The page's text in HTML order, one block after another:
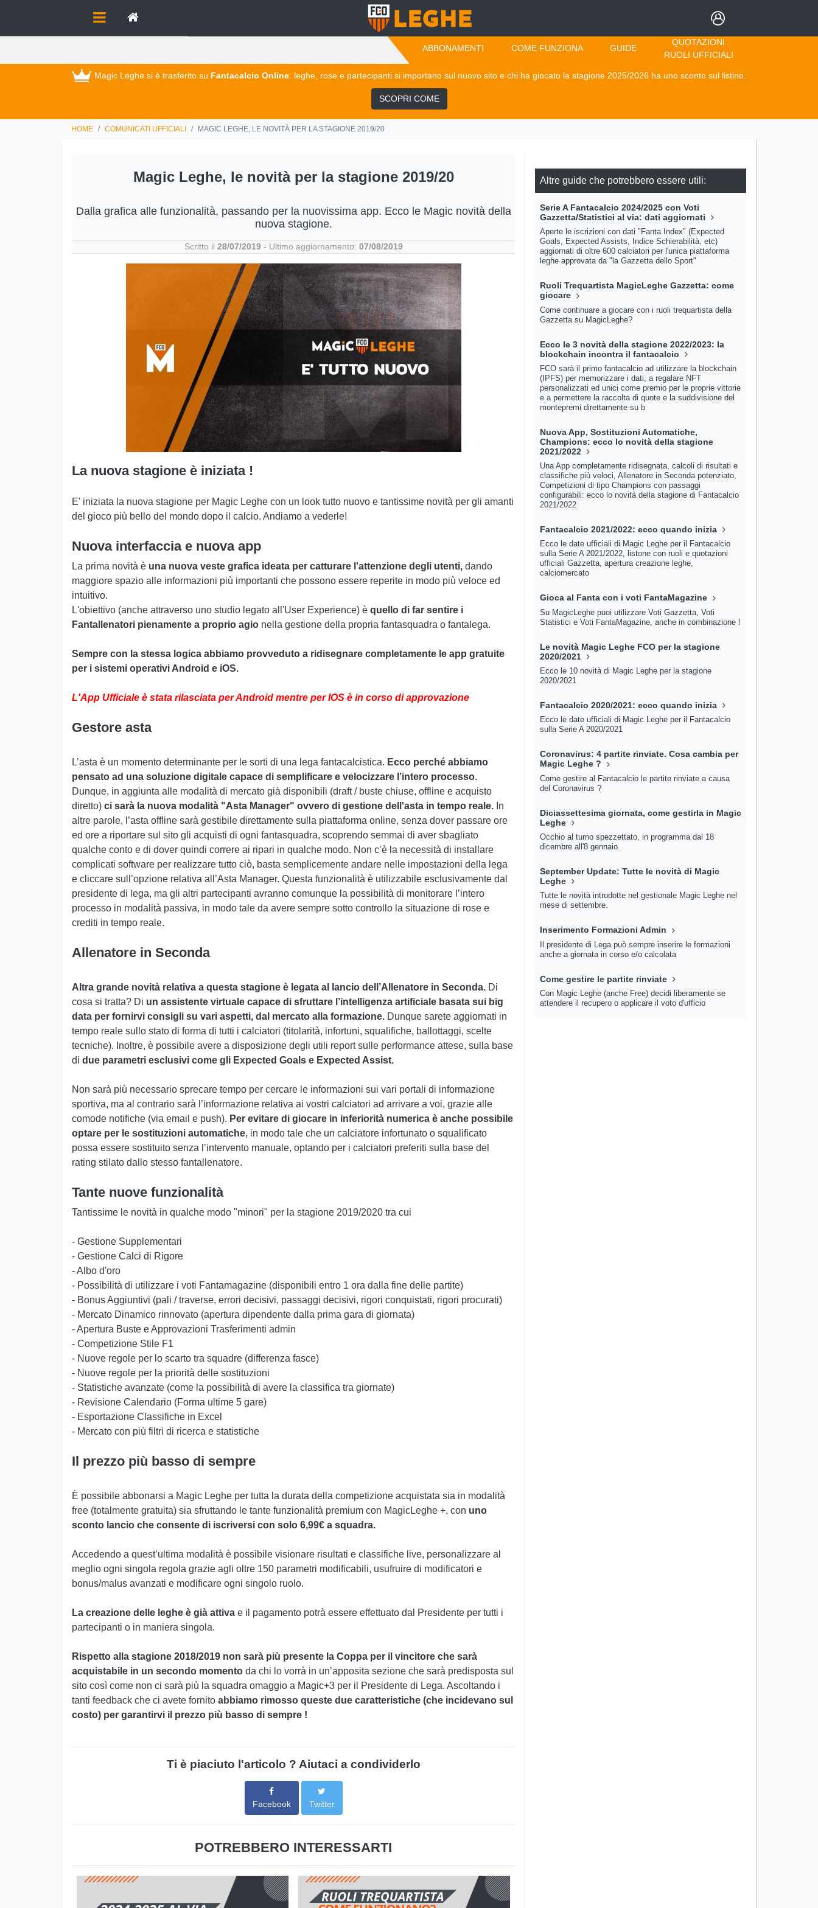
ABBONAMENTI COME FUNZIONA GUIDE
QUOTAZIONI
RUOLI UFFICIALI
Magic Leghe si è trasferito su Fantacalcio Online: leghe, rose e partecipanti si importano sul nuovo sito e chi ha giocato la stagione 2025/2026 ha uno sconto sul listino.
SCOPRI COME
HOME COMUNICATI UFFICIALI MAGIC LEGHE, LE NOVITÀ PER LA STAGIONE 2019/20
Magic Leghe, le novità per la stagione 2019/20
Dalla grafica alle funzionalità, passando per la nuovissima app. Ecco le Magic novità della
nuova stagione.
Scritto il 28/07/2019- Ultimo aggiornamento: 07/08/2019
La nuova stagione è iniziata !
E' iniziata la nuova stagione per Magic Leghe con un look tutto nuovo e tantissime novità per gli amanti
del gioco più bello del mondo dopo il calcio. Andiamo a vederle!
Nuova interfaccia e nuova app
La prima novità è una nuova veste grafica ideata per catturare l'attenzione degli utenti, dando
maggiore spazio alle informazioni più importanti che possono essere reperite in modo più veloce ed
intuitivo.
L'obiettivo (anche attraverso uno studio legato all'User Experience) è quello di far sentire i
Fantallenatori pienamente a proprio agio nella gestione della propria fantasquadra o fantalega.
Sempre con la stessa logica abbiamo provveduto a ridisegnare completamente le app gratuite
per i sistemi operativi Android e iOS.
L'App Ufficiale è stata rilasciata per Android mentre per IOS è in corso di approvazione
Gestore asta
L’asta è un momento determinante per le sorti di una lega fantacalcistica. Ecco perché abbiamo
pensato ad una soluzione digitale capace di semplificare e velocizzare l’intero processo.
Dunque, in aggiunta alle modalità di mercato già disponibili (draft / buste chiuse, offline e acquisto
diretto) ci sarà la nuova modalità "Asta Manager" ovvero di gestione dell'asta in tempo reale. In
altre parole, l’asta offline sarà gestibile direttamente sulla piattaforma online, senza dover passare ore
ed ore a riportare sul sito gli acquisti di ogni fantasquadra, scoprendo semmai di aver sbagliato
qualche conto e di dover quindi correre ai ripari in qualche modo. Non c’è la necessità di installare
complicati software per realizzare tutto ciò, basta semplicemente andare nelle impostazioni della lega
e cliccare sull’opzione relativa all’Asta Manager. Questa funzionalità è utilizzabile esclusivamente dal
presidente di lega, ma gli altri partecipanti avranno comunque la possibilità di monitorare l’intero
processo in modalità passiva, in modo tale da avere sempre sotto controllo la situazione di rose e
crediti in tempo reale.
Allenatore in Seconda
Altra grande novità relativa a questa stagione è legata al lancio dell’Allenatore in Seconda. Di
cosa si tratta? Di un assistente virtuale capace di sfruttare l’intelligenza artificiale basata sui big
data per fornirvi consigli su vari aspetti, dal mercato alla formazione. Dunque sarete aggiornati in
tempo reale sullo stato di forma di tutti i calciatori (titolarità, infortuni, squalifiche, ballottaggi, scelte
tecniche). Inoltre, è possibile avere a disposizione degli utili report sulle performance attese, sulla base
di due parametri esclusivi come gli Expected Goals e Expected Assist.
Non sarà più necessario sprecare tempo per cercare le informazioni sui vari portali di informazione
sportiva, ma al contrario sarà l’informazione relativa ai vostri calciatori ad arrivare a voi, grazie alle
comode notifiche (via email e push). Per evitare di giocare in inferiorità numerica è anche possibile
optare per le sostituzioni automatiche, in modo tale che un calciatore infortunato o squalificato
possa essere sostituito senza l’intervento manuale, optando per i calciatori preferiti sulla base del
rating stilato dallo stesso fantallenatore.
Tante nuove funzionalità
Tantissime le novità in qualche modo "minori" per la stagione 2019/2020 tra cui
- Gestione Supplementari
- Gestione Calci di Rigore
- Albo d'oro
- Possibilità di utilizzare i voti Fantamagazine (disponibili entro 1 ora dalla fine delle partite)
- Bonus Aggiuntivi (pali / traverse, errori decisivi, passaggi decisivi, rigori conquistati, rigori procurati)
- Mercato Dinamico rinnovato (apertura dipendente dalla prima gara di giornata)
- Apertura Buste e Approvazioni Trasferimenti admin
- Competizione Stile F1
- Nuove regole per lo scarto tra squadre (differenza fasce)
- Nuove regole per la priorità delle sostituzioni
- Statistiche avanzate (come la possibilità di avere la classifica tra giornate)
- Revisione Calendario (Forma ultime 5 gare)
- Esportazione Classifiche in Excel
- Mercato con più filtri di ricerca e statistiche
Il prezzo più basso di sempre
È possibile abbonarsi a Magic Leghe per tutta la durata della competizione acquistata sia in modalità
free (totalmente gratuita) sia sfruttando le tante funzionalità premium con MagicLeghe +, con uno
sconto lancio che consente di iscriversi con solo 6,99€ a squadra.
Accedendo a quest’ultima modalità è possibile visionare risultati e classifiche live, personalizzare al
meglio ogni singola regola grazie agli oltre 150 parametri modificabili, usufruire di modificatori e
bonus/malus avanzati e modificare ogni singolo ruolo.
La creazione delle leghe è già attiva e il pagamento potrà essere effettuato dal Presidente per tutti i
partecipanti o in maniera singola.
Rispetto alla stagione 2018/2019 non sarà più presente la Coppa per il vincitore che sarà
acquistabile in un secondo momento da chi lo vorrà in un’apposita sezione che sarà predisposta sul
sito così come non ci sarà più la squadra omaggio a Magic+3 per il Presidente di Lega. Ascoltando i
tanti feedback che ci avete fornito abbiamo rimosso queste due caratteristiche (che incidevano sul
costo) per garantirvi il prezzo più basso di sempre !
Ti è piaciuto l'articolo ? Aiutaci a condividerlo
Facebook Twitter
POTREBBERO INTERESSARTI
Altre guide che potrebbero essere utili:
Serie A Fantacalcio 2024/2025 con Voti
Gazzetta/Statistici al via: dati aggiornati
Aperte le iscrizioni con dati "Fanta Index" (Expected
Goals, Expected Assists, Indice Schierabilità, etc)
aggiornati di oltre 600 calciatori per l'unica piattaforma
leghe approvata da "la Gazzetta dello Sport"
Ruoli Trequartista MagicLeghe Gazzetta: come
giocare
Come continuare a giocare con i ruoli trequartista della
Gazzetta su MagicLeghe?
Ecco le 3 novità della stagione 2022/2023: la
blockchain incontra il fantacalcio
FCO sarà il primo fantacalcio ad utilizzare la blockchain
(IPFS) per memorizzare i dati, a regalare NFT
personalizzati ed unici come premio per le proprie vittorie
e a permettere la raccolta di quote e la suddivisione del
montepremi direttamente su b
Nuova App, Sostituzioni Automatiche,
Champions: ecco lo novità della stagione
2021/2022
Una App completamente ridisegnata, calcoli di risultati e
classifiche più veloci, Allenatore in Seconda potenziato,
Competizioni di tipo Champions con passaggi
configurabili: ecco lo novità della stagione di Fantacalcio
2021/2022
Fantacalcio 2021/2022: ecco quando inizia
Ecco le date ufficiali di Magic Leghe per il Fantacalcio
sulla Serie A 2021/2022, listone con ruoli e quotazioni
ufficiali Gazzetta, apertura creazione leghe,
calciomercato
Gioca al Fanta con i voti FantaMagazine
Su MagicLeghe puoi utilizzare Voti Gazzetta, Voti
Statistici e Voti FantaMagazine, anche in combinazione !
Le novità Magic Leghe FCO per la stagione
2020/2021
Ecco le 10 novità di Magic Leghe per la stagione
2020/2021
Fantacalcio 2020/2021: ecco quando inizia
Ecco le date ufficiali di Magic Leghe per il Fantacalcio
sulla Serie A 2020/2021
Coronavirus: 4 partite rinviate. Cosa cambia per
Magic Leghe ?
Come gestire al Fantacalcio le partite rinviate a causa
del Coronavirus ?
Diciassettesima giornata, come gestirla in Magic
Leghe
Occhio al turno spezzettato, in programma dal 18
dicembre all'8 gennaio.
September Update: Tutte le novità di Magic
Leghe
Tutte le novità introdotte nel gestionale Magic Leghe nel
mese di settembre.
Inserimento Formazioni Admin
Il presidente di Lega può sempre inserire le formazioni
anche a giornata in corso e/o calcolata
Come gestire le partite rinviate
Con Magic Leghe (anche Free) decidi liberamente se
attendere il recupero o applicare il voto d'ufficio